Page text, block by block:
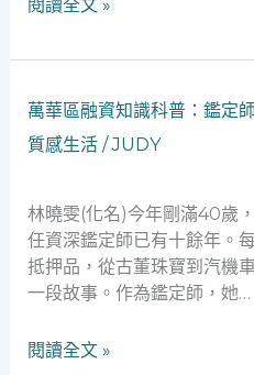
查
緊
急
資
守
護
故
事
閱讀全文 »
萬華區融資知識科普：鑑定
質感生活/JUDY
林曉雯(化名)今年剛滿40歲
任資深鑑定師已有十餘年。
抵押品，從古董珠寶到汽機
一段故事。作為鑑定師，她…
萬
華
區
資
知
識
定
閱讀全文 »